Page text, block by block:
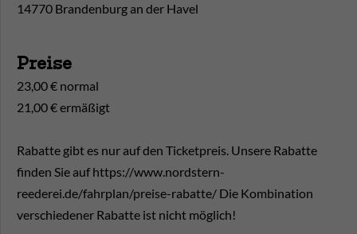
14770 Brandenburg an der Havel
Preise
23,00 € normal
21,00 € ermäßigt
Rabatte gibt es nur auf den Ticketpreis. Unsere Rabatte
finden Sie auf https://www.nordstern-
reederei.de/fahrplan/preise-rabatte/ Die Kombination
verschiedener Rabatte ist nicht möglich!